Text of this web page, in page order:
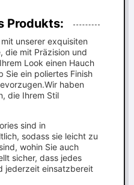
Produkts:
unserer exquisiten
die mit Präzision und
Look einen Hauch
Sie ein poliertes Finish
haben
die Ihrem Stil
sind in
sodass sie leicht zu
wohin Sie auch
sicher, dass jedes
jederzeit einsatzbereit